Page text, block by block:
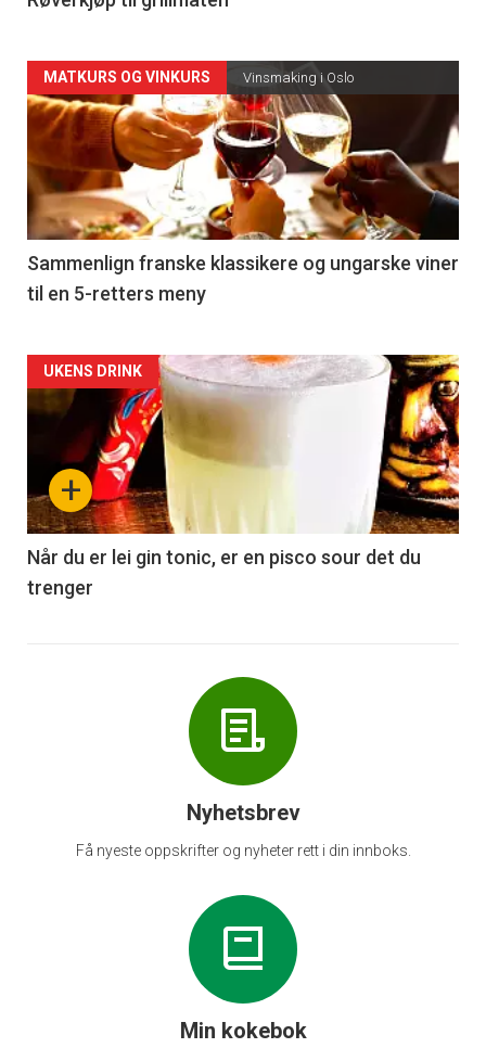
Forsiden
akkurat
nå
-
5
MATKURS OG VINKURS Vinsmaking i Oslo
Sammenlign franske klassikere og ungarske viner
til en 5-retters meny
Forsiden
akkurat
nå
-
6
+
UKENS DRINK
Når du er lei gin tonic, er en pisco sour det du
trenger
Nyhetsbrev
Få nyeste oppskrifter og nyheter rett i din innboks.
Min kokebok